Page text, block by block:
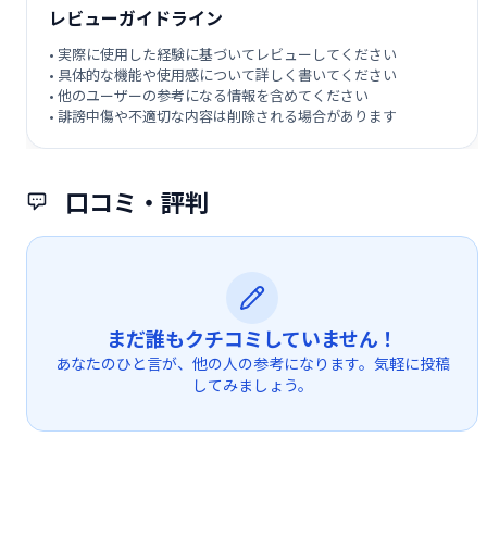
口コミ・評判
まだ誰もクチコミしていません！
あなたのひと言が、他の人の参考になります。気軽に投稿
してみましょう。
レビューガイドライン
• 実際に使用した経験に基づいてレビューしてください
• 具体的な機能や使用感について詳しく書いてください
• 他のユーザーの参考になる情報を含めてください
• 誹謗中傷や不適切な内容は削除される場合があります